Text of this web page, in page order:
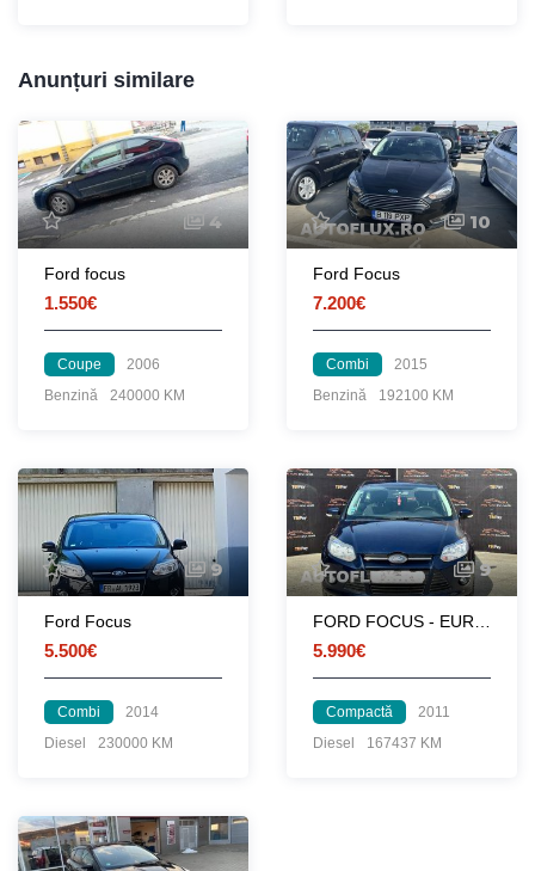
Anunțuri similare
4
Ford focus
1.550€
Coupe
2006
Benzină
240000 KM
10
Ford Focus
7.200€
Combi
2015
Benzină
192100 KM
9
Ford Focus
5.500€
Combi
2014
Diesel
230000 KM
9
5.990€
Compactă
2011
Diesel
167437 KM